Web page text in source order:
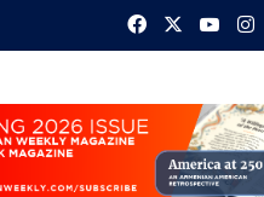
Facebook